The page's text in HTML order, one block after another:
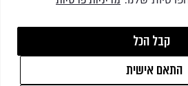
התאם אישית
קבל הכל
לגרין ריהוט גן בע"מ © 2026
WEBSITE BYISL